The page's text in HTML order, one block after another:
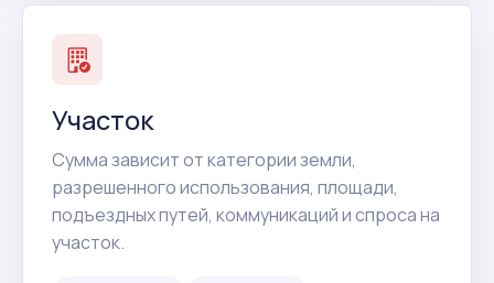
Участок
Сумма зависит от категории земли,
разрешенного использования, площади,
подъездных путей, коммуникаций и спроса на
участок.